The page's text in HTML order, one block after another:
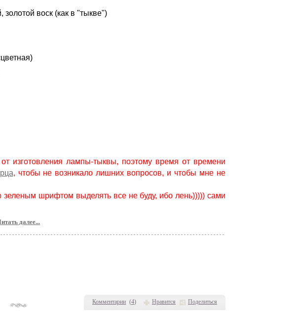
Комментарии (4) Нравится Поделиться
воск (как в "тыкве")
изготовления лампы-тыквы, поэтому время от времени
, чтобы не возникало лишних вопросов, и чтобы мне не
шрифтом выделять все не буду, ибо лень))))) сами
далее...